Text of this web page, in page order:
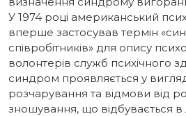
У 1974 році американський
вперше застосував термін
співробітників» для опису
волонтерів служб психічного
синдром проявляється у
розчарування та відмови від
зношування, що відбувається